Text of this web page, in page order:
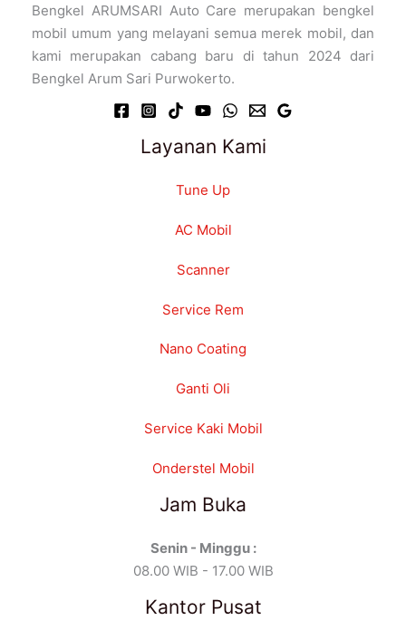
Bengkel ARUMSARI Auto Care merupakan bengkel
mobil umum yang melayani semua merek mobil, dan
kami merupakan cabang baru di tahun 2024 dari
Bengkel Arum Sari Purwokerto.
Layanan Kami
Tune Up
AC Mobil
Scanner
Service Rem
Nano Coating
Ganti Oli
Service Kaki Mobil
Onderstel Mobil
Jam Buka
Senin - Minggu :
08.00 WIB - 17.00 WIB
Kantor Pusat